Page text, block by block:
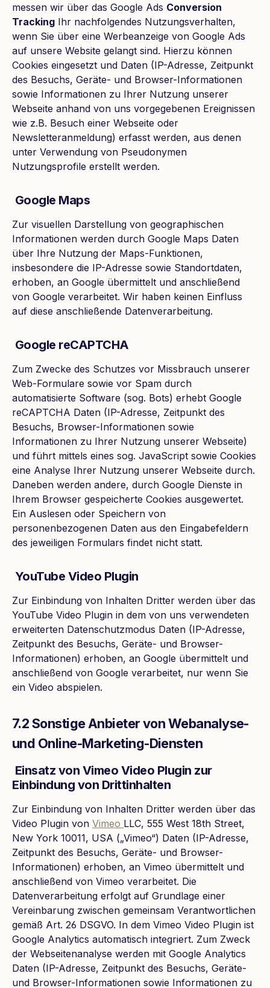
messen wir über das Google Ads Conversion
Tracking Ihr nachfolgendes Nutzungsverhalten,
wenn Sie über eine Werbeanzeige von Google Ads
auf unsere Website gelangt sind. Hierzu können
Cookies eingesetzt und Daten (IP-Adresse, Zeitpunkt
des Besuchs, Geräte- und Browser-Informationen
sowie Informationen zu Ihrer Nutzung unserer
Webseite anhand von uns vorgegebenen Ereignissen
wie z.B. Besuch einer Webseite oder
Newsletteranmeldung) erfasst werden, aus denen
unter Verwendung von Pseudonymen
Nutzungsprofile erstellt werden.
Google Maps
Zur visuellen Darstellung von geographischen
Informationen werden durch Google Maps Daten
über Ihre Nutzung der Maps-Funktionen,
insbesondere die IP-Adresse sowie Standortdaten,
erhoben, an Google übermittelt und anschließend
von Google verarbeitet. Wir haben keinen Einfluss
auf diese anschließende Datenverarbeitung.
Google reCAPTCHA
Zum Zwecke des Schutzes vor Missbrauch unserer
Web-Formulare sowie vor Spam durch
automatisierte Software (sog. Bots) erhebt Google
reCAPTCHA Daten (IP-Adresse, Zeitpunkt des
Besuchs, Browser-Informationen sowie
Informationen zu Ihrer Nutzung unserer Webseite)
und führt mittels eines sog. JavaScript sowie Cookies
eine Analyse Ihrer Nutzung unserer Webseite durch.
Daneben werden andere, durch Google Dienste in
Ihrem Browser gespeicherte Cookies ausgewertet.
Ein Auslesen oder Speichern von
personenbezogenen Daten aus den Eingabefeldern
des jeweiligen Formulars findet nicht statt.
YouTube Video Plugin
Zur Einbindung von Inhalten Dritter werden über das
YouTube Video Plugin in dem von uns verwendeten
erweiterten Datenschutzmodus Daten (IP-Adresse,
Zeitpunkt des Besuchs, Geräte- und Browser-
Informationen) erhoben, an Google übermittelt und
anschließend von Google verarbeitet, nur wenn Sie
ein Video abspielen.
7.2 Sonstige Anbieter von Webanalyse-
und Online-Marketing-Diensten
Einsatz von Vimeo Video Plugin zur
Einbindung von Drittinhalten
Zur Einbindung von Inhalten Dritter werden über das
Video Plugin von Vimeo LLC, 555 West 18th Street,
New York 10011, USA („Vimeo“) Daten (IP-Adresse,
Zeitpunkt des Besuchs, Geräte- und Browser-
Informationen) erhoben, an Vimeo übermittelt und
anschließend von Vimeo verarbeitet. Die
Datenverarbeitung erfolgt auf Grundlage einer
Vereinbarung zwischen gemeinsam Verantwortlichen
gemäß Art. 26 DSGVO. In dem Vimeo Video Plugin ist
Google Analytics automatisch integriert. Zum Zweck
der Webseitenanalyse werden mit Google Analytics
Daten (IP-Adresse, Zeitpunkt des Besuchs, Geräte-
und Browser-Informationen sowie Informationen zu